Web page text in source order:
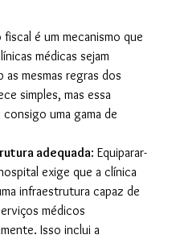
fiscal é um mecanismo que
médicas sejam
as mesmas regras dos
simples, mas essa
uma gama de
adequada: Equiparar-
exige que a clínica
infraestrutura capaz de
médicos
Isso inclui a